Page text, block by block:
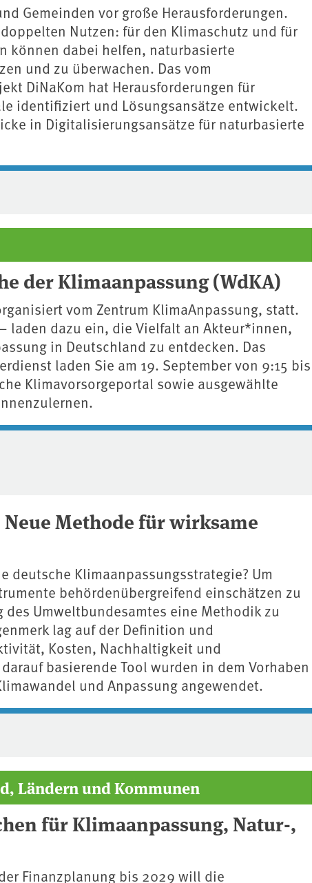
Gemeinden vor große Herausforderungen.
Nutzen: für den Klimaschutz und für
können dabei helfen, naturbasierte
und zu überwachen. Das vom
DiNaKom hat Herausforderungen für
identifiziert und Lösungsansätze entwickelt.
in Digitalisierungsansätze für naturbasierte
der Klimaanpassung (WdKA)
vom Zentrum KlimaAnpassung, statt.
laden dazu ein, die Vielfalt an Akteur*innen,
in Deutschland zu entdecken. Das
laden Sie am 19. September von 9:15 bis
Klimavorsorgeportal sowie ausgewählte
Methode für wirksame
deutsche Klimaanpassungsstrategie? Um
behördenübergreifend einschätzen zu
Umweltbundesamtes eine Methodik zu
lag auf der Definition und
Kosten, ⁠Nachhaltigkeit⁠ und
basierende Tool wurden in dem Vorhaben
und Anpassung angewendet.
Ländern und Kommunen
für Klimaanpassung, Natur-,
Finanzplanung bis 2029 will die